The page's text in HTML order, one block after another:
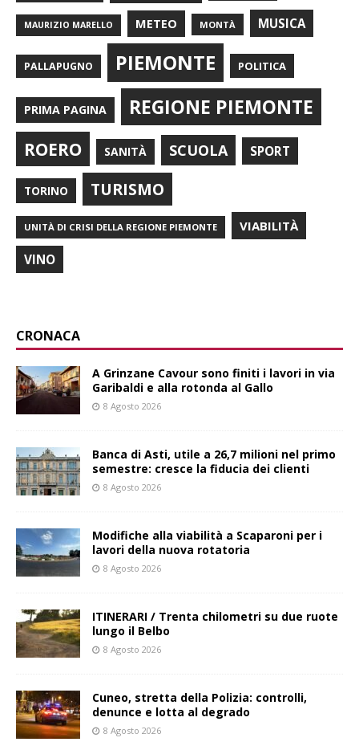
MAURIZIO MARELLO METEO MONTÀ MUSICA
PALLAPUGNO PIEMONTE POLITICA
PRIMA PAGINA REGIONE PIEMONTE
ROERO SANITÀ SCUOLA SPORT
TORINO TURISMO
UNITÀ DI CRISI DELLA REGIONE PIEMONTE VIABILITÀ
VINO
CRONACA
A Grinzane Cavour sono finiti i lavori in via
Garibaldi e alla rotonda al Gallo
8 Agosto 2026
Banca di Asti, utile a 26,7 milioni nel primo
semestre: cresce la fiducia dei clienti
8 Agosto 2026
Modifiche alla viabilità a Scaparoni per i
lavori della nuova rotatoria
8 Agosto 2026
ITINERARI / Trenta chilometri su due ruote
lungo il Belbo
8 Agosto 2026
Cuneo, stretta della Polizia: controlli,
denunce e lotta al degrado
8 Agosto 2026